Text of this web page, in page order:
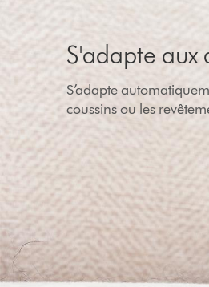
S'adapte aux
S’adapte
coussins ou les